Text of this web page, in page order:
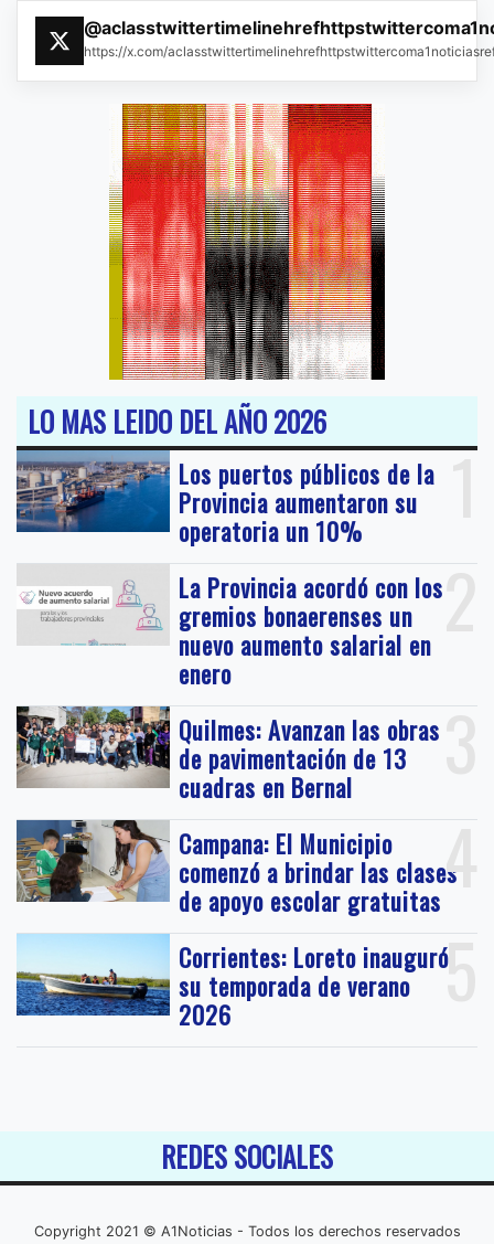
https://x.com/
LO MAS LEIDO DEL AÑO 2026
1
Los puertos públicos de la
Provincia aumentaron su
operatoria un 10%
2
La Provincia acordó con los
gremios bonaerenses un
nuevo aumento salarial en
enero
3
Quilmes: Avanzan las obras
de pavimentación de 13
cuadras en Bernal
4
Campana: El Municipio
comenzó a brindar las clases
de apoyo escolar gratuitas
5
Corrientes: Loreto inauguró
su temporada de verano
2026
REDES SOCIALES
Copyright 2021 © A1Noticias - Todos los derechos reservados